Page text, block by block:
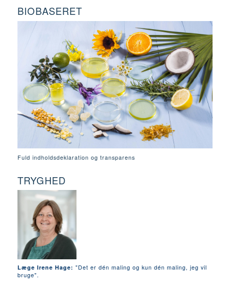
BIOBASERET
Fuld indholdsdeklaration og transparens
TRYGHED
Læge Irene Hage: "Det er dén maling og kun dén maling, jeg vil
bruge".